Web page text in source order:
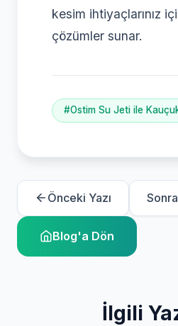
kesim ihtiyaçlarınız
çözümler sunar.
#Ostim Su Jeti ile
Önceki Yazı
Blog'a Dön
İlgili